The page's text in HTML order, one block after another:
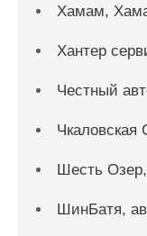
Хамам,
Хантер
Честный
Чкаловская
Шесть
ШинБатя,